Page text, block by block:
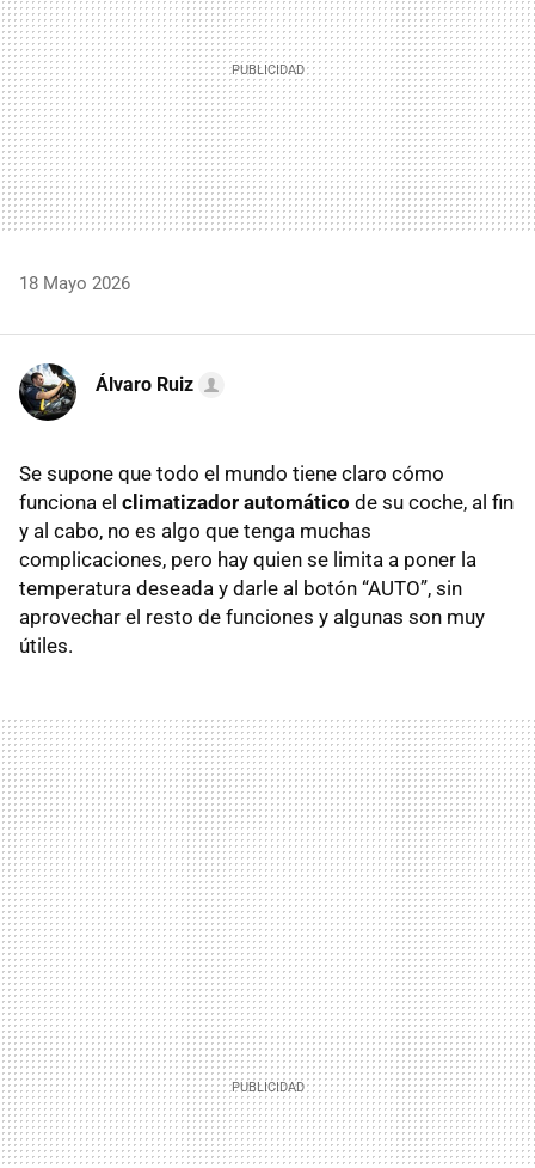
18 Mayo 2026
Álvaro Ruiz
Se supone que todo el mundo tiene claro cómo
funciona el climatizador automático de su coche, al fin
y al cabo, no es algo que tenga muchas
complicaciones, pero hay quien se limita a poner la
temperatura deseada y darle al botón “AUTO”, sin
aprovechar el resto de funciones y algunas son muy
útiles.